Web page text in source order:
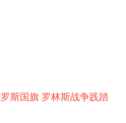
斯国旗 罗林斯战争践踏